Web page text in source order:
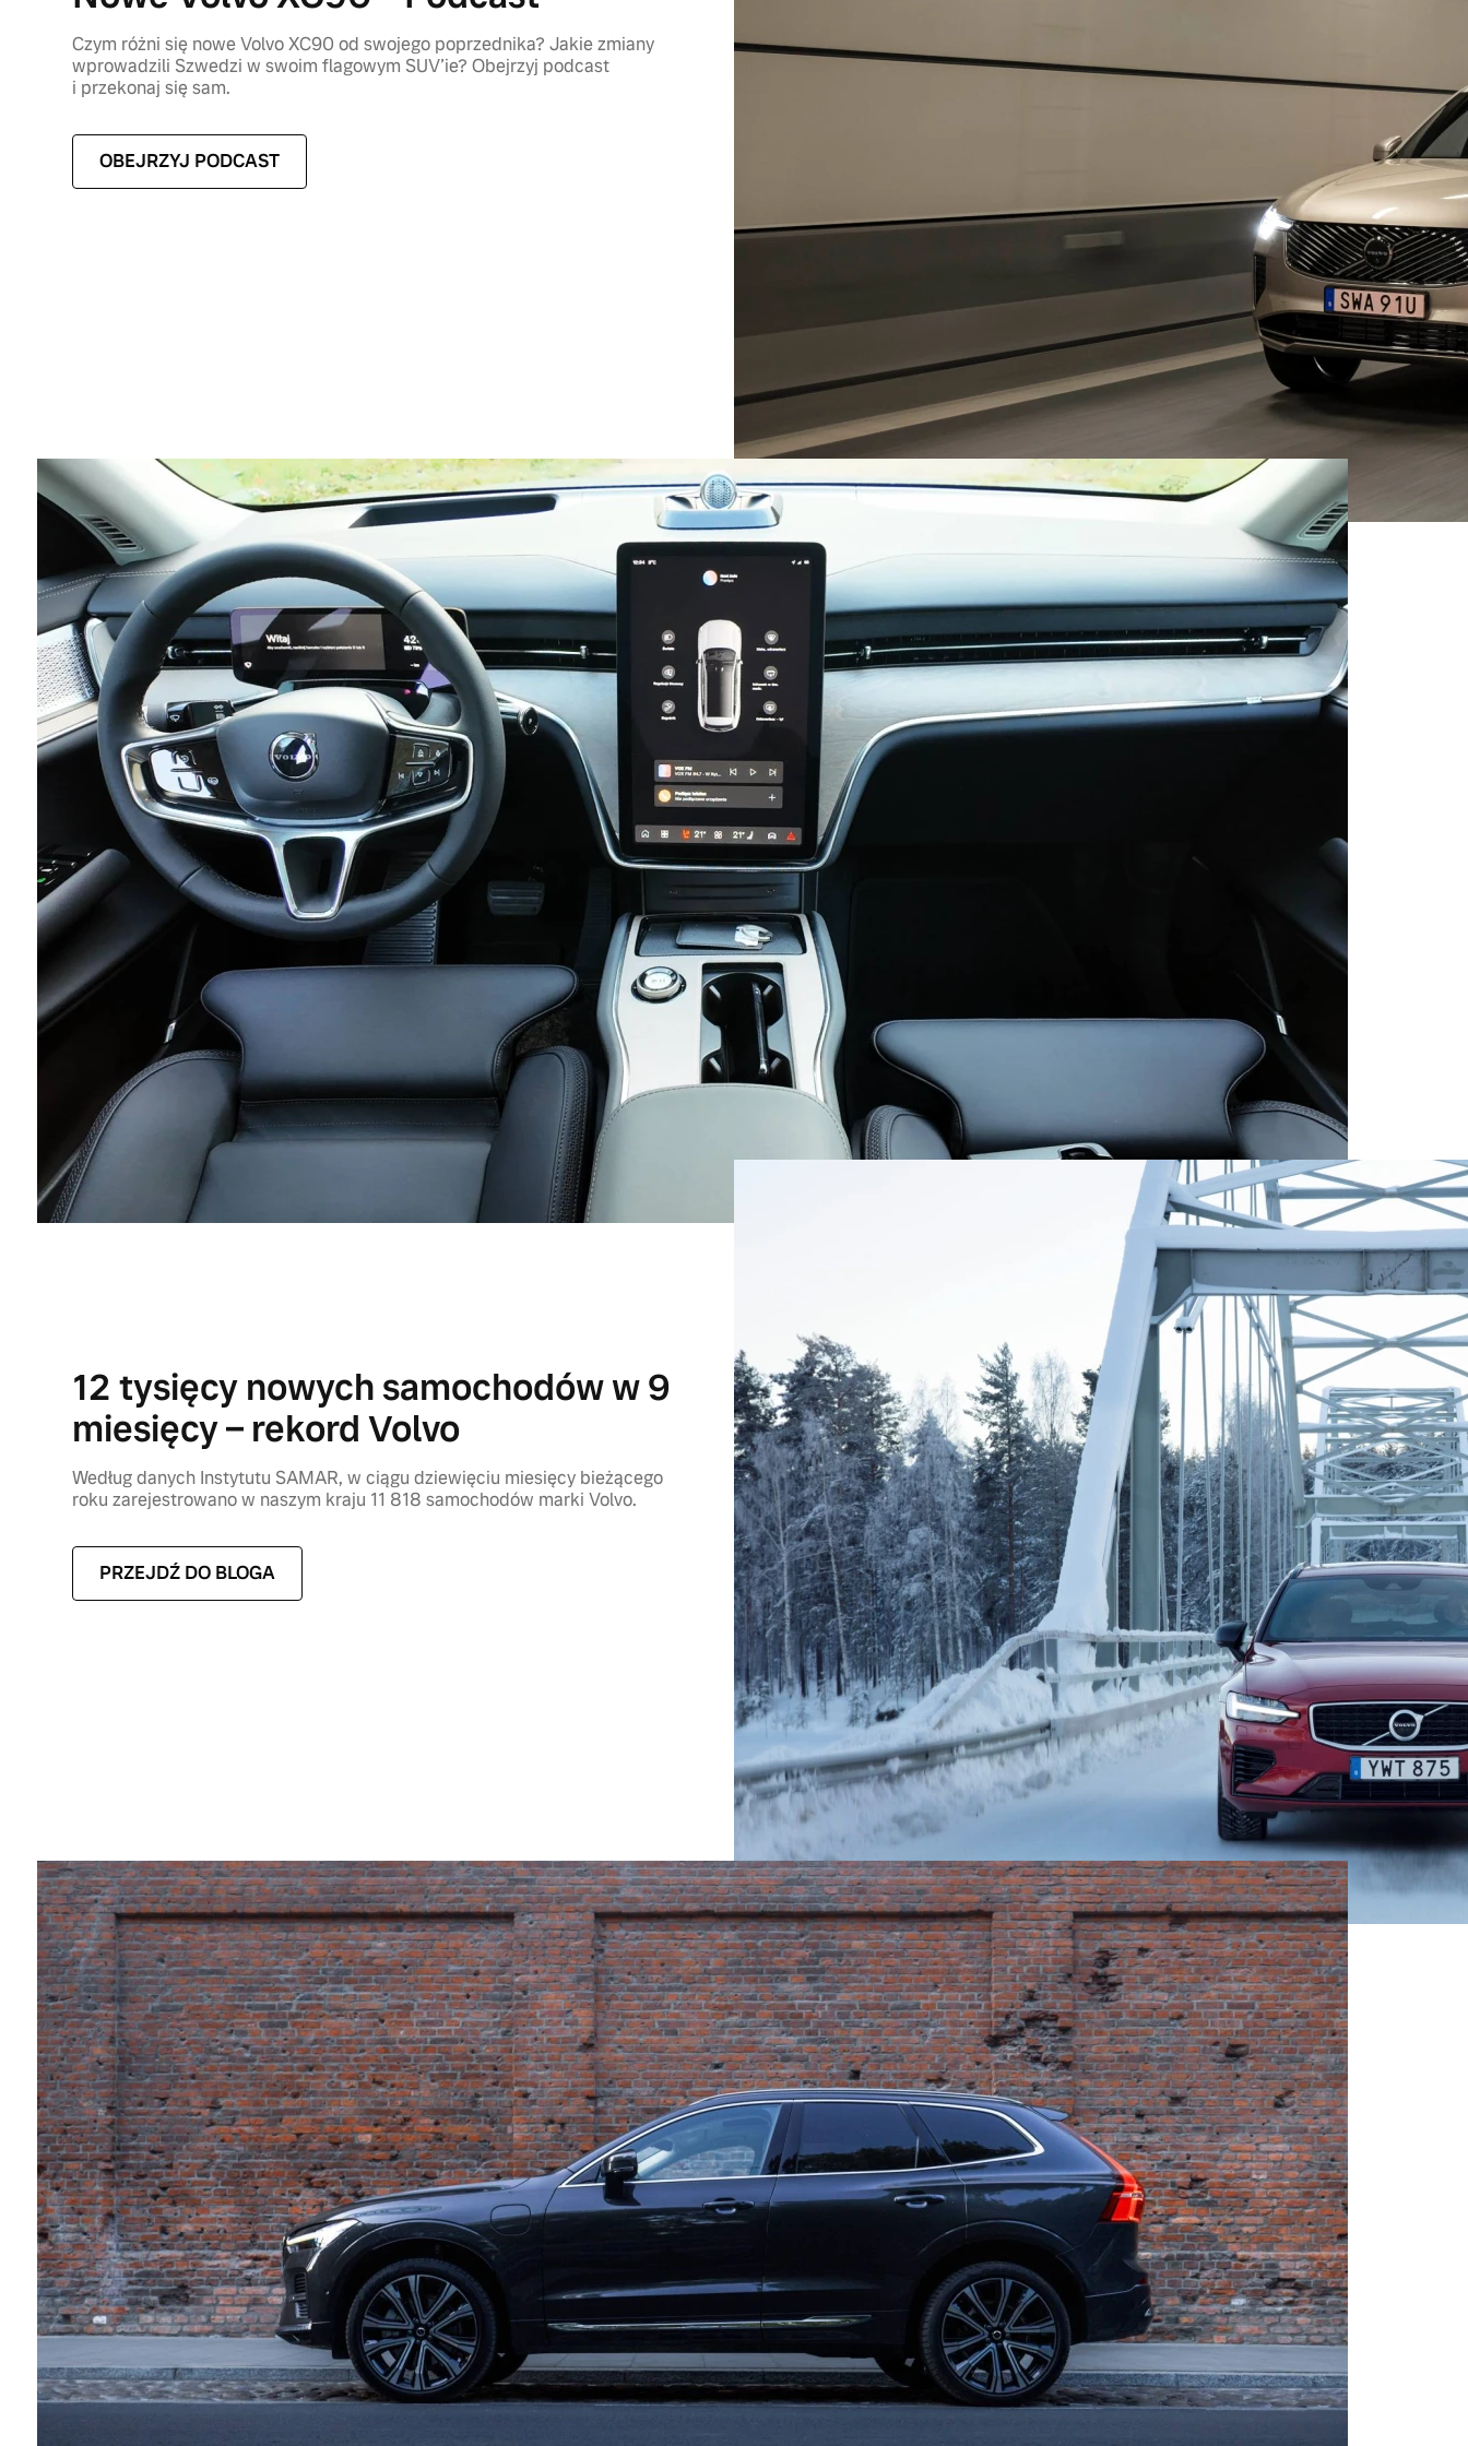
Czym różni się nowe Volvo XC90 od swojego poprzednika? Jakie zmiany
wprowadzili Szwedzi w swoim flagowym SUV’ie? Obejrzyj podcast
i przekonaj się sam.
OBEJRZYJ PODCAST
UMÓW SIĘ NA JAZDĘ TESTOWĄ
Volvo EX90 jest już w salonach
Volvo EX90 Twin Motor Performance Ultra to najmocniejszy i najlepiej
wyposażony SUV Volvo, który właśnie pojawił się w naszych salonach.
Dlaczego jest taki wyjątkowy? Przekonaj się sam.
PRZEJDŹ DO BLOGA
12 tysięcy nowych samochodów w 9
miesięcy – rekord Volvo
Według danych Instytutu SAMAR, w ciągu dziewięciu miesięcy bieżącego
roku zarejestrowano w naszym kraju 11 818 samochodów marki Volvo.
PRZEJDŹ DO BLOGA
TYLKO 1619 ZŁ NETTO MIESIĘCZNIE
Volvo XC60 B5 AWD już za 184 716
zł brutto
Oferta trwa do wyczerpania zapasów.
DOWIEDZ SIĘ WIĘCEJ